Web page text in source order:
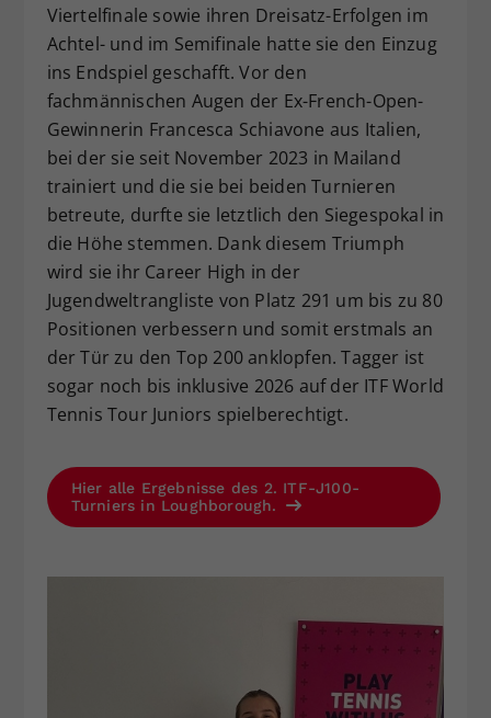
Viertelfinale sowie ihren Dreisatz-Erfolgen im
Achtel- und im Semifinale hatte sie den Einzug
ins Endspiel geschafft. Vor den
fachmännischen Augen der Ex-French-Open-
Gewinnerin Francesca Schiavone aus Italien,
bei der sie seit November 2023 in Mailand
trainiert und die sie bei beiden Turnieren
betreute, durfte sie letztlich den Siegespokal in
die Höhe stemmen. Dank diesem Triumph
wird sie ihr Career High in der
Jugendweltrangliste von Platz 291 um bis zu 80
Positionen verbessern und somit erstmals an
der Tür zu den Top 200 anklopfen. Tagger ist
sogar noch bis inklusive 2026 auf der ITF World
Tennis Tour Juniors spielberechtigt.
Hier alle Ergebnisse des 2. ITF-J100-
Turniers in Loughborough.